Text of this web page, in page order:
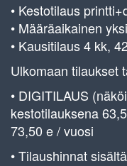
• Kestotilaus
• Määräaikainen
• Kausitilaus 4 kk,
Ulkomaan tilaukset
• DIGITILAUS
kestotilauksena
73,50 e / vuosi
• Tilaushinnat